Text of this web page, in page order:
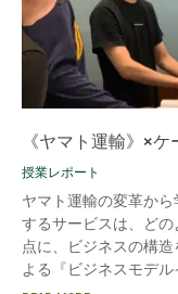
《ヤマト運輸》×
授業レポート
ヤマト運輸の変革から
するサービスは、ど
点に、ビジネスの構
よる『ビジネスモデル